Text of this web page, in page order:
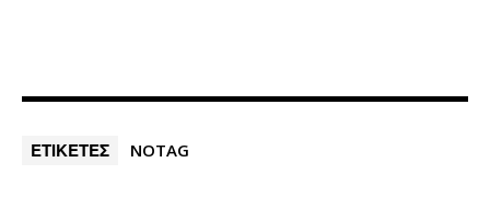
ΕΤΙΚΕΤΕΣ NOTAG